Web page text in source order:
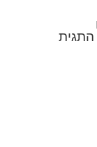
התגית